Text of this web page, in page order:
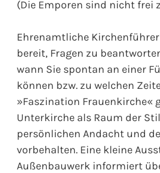
(Die Emporen sind nicht frei
Ehrenamtliche
bereit, Fragen zu
wann Sie spontan an einer
können bzw. zu welchen
»Faszination Frauenkirche«
Unterkirche als Raum der
persönlichen Andacht und
vorbehalten. Eine kleine
Außenbauwerk informiert